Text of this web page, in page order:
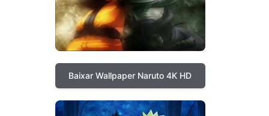
Baixar Wallpaper Naruto 4K HD